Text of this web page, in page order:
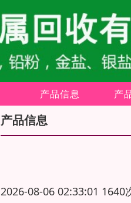
产品信息 产
产品信息
2026-08-06 02:33:01 1640